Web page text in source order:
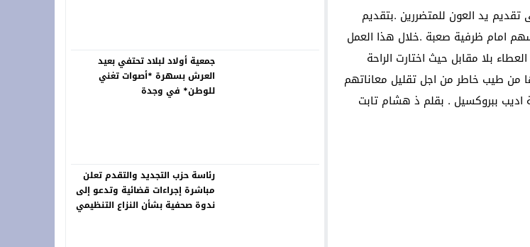
وجدة : معرض *الفن والراي* يخلّد ذاكرة الرواد ونبض التراث في لوحات خالدة
والحفاظ على جمالية المدينة
يد العون للمتضررين .بتقديم
امام ظرفية صعبة .خلال هذا العمل
بلا مقابل حيث اختارت الراحة
من طيب خاطر من اجل تقليل معاناتهم
ببروكسيل . بقلم ذ هشام تابت
جمعية أولاد لبلاد تحتفي بعيد
العرش بسهرة *أصوات تغني
للوطن* في وجدة
رئاسة حزب التجديد والتقدم تعلن
مباشرة إجراءات قضائية وتدعو إلى
ندوة صحفية بشأن النزاع التنظيمي